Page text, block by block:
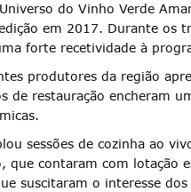
do Vinho Verde
em 2017. Durante os
forte recetividade à
produtores da região
de restauração encheram
sessões de cozinha ao
que contaram com lotação
suscitaram o interesse